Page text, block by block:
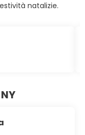
natalizie.